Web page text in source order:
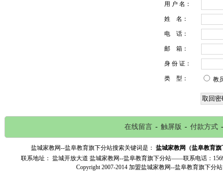
用 户 名：
姓 名：
电 话：
邮 箱：
身 份 证：
类 型： 教
在线留言 - 触屏版 - 付款方式
盐城家教网--盐阜教育旗下分站搜索关键词是： 盐城家教网（盐阜教育旗
联系地址： 盐城开放大道 盐城家教网--盐阜教育旗下分站——联系电话：
Copyright 2007-2014 加盟盐城家教网--盐阜教育旗下分站